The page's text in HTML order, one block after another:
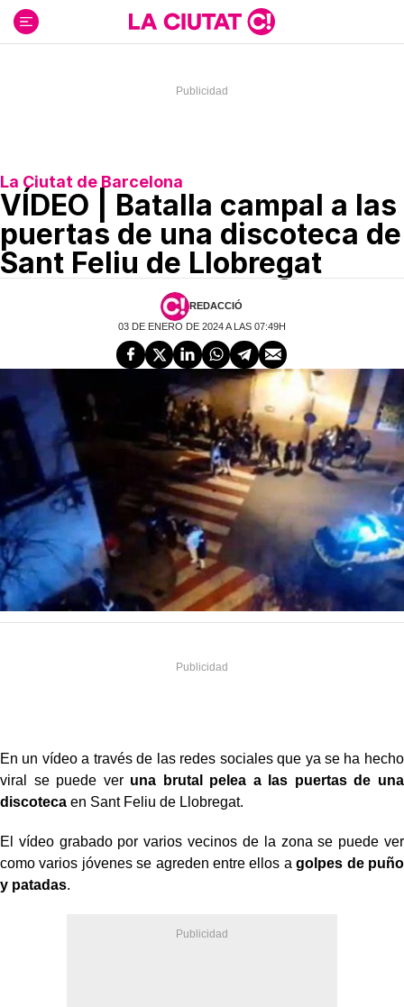
contenido
La Ciutat de Barcelona
VÍDEO | Batalla campal a las
puertas de una discoteca de
Sant Feliu de Llobregat
REDACCIÓ
03 DE ENERO DE 2024 A LAS 07:49H
En un vídeo a través de las redes sociales que ya se ha hecho
viral se puede ver una brutal pelea a las puertas de una
discoteca en Sant Feliu de Llobregat.
El vídeo grabado por varios vecinos de la zona se puede ver
como varios jóvenes se agreden entre ellos agolpes de puño
y patadas.